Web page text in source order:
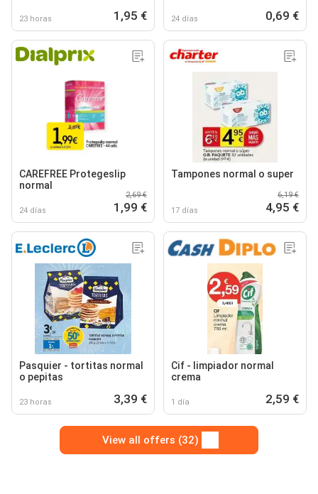
23 horas 1,95 € 24 días 0,69 €
CAREFREE Protegeslip
normal
24 días
2,69 €
1,99 €
Tampones normal o super
17 días
6,19 €
4,95 €
Pasquier - tortitas normal
o pepitas
23 horas 3,39 €
Cif - limpiador normal
crema
1 día 2,59 €
View all offers (32)